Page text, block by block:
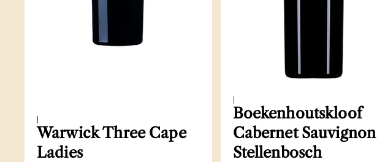
Warwick Three Cape
Ladies
Boekenhoutskloof
Cabernet Sauvignon
Stellenbosch